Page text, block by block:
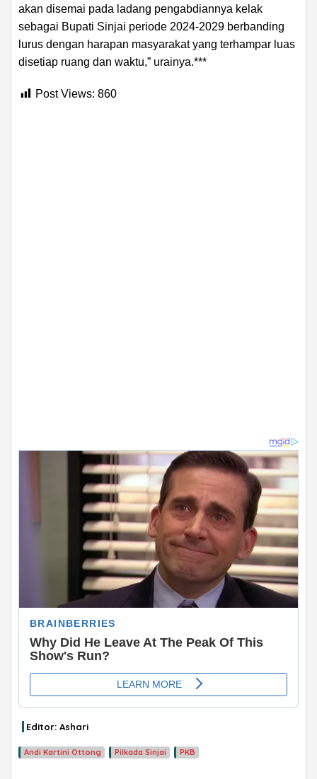
akan disemai pada ladang pengabdiannya kelak
sebagai Bupati Sinjai periode 2024-2029 berbanding
lurus dengan harapan masyarakat yang terhampar luas
disetiap ruang dan waktu,” urainya.***
Post Views: 860
Editor: Ashari
Andi Kartini Ottong Pilkada Sinjai PKB